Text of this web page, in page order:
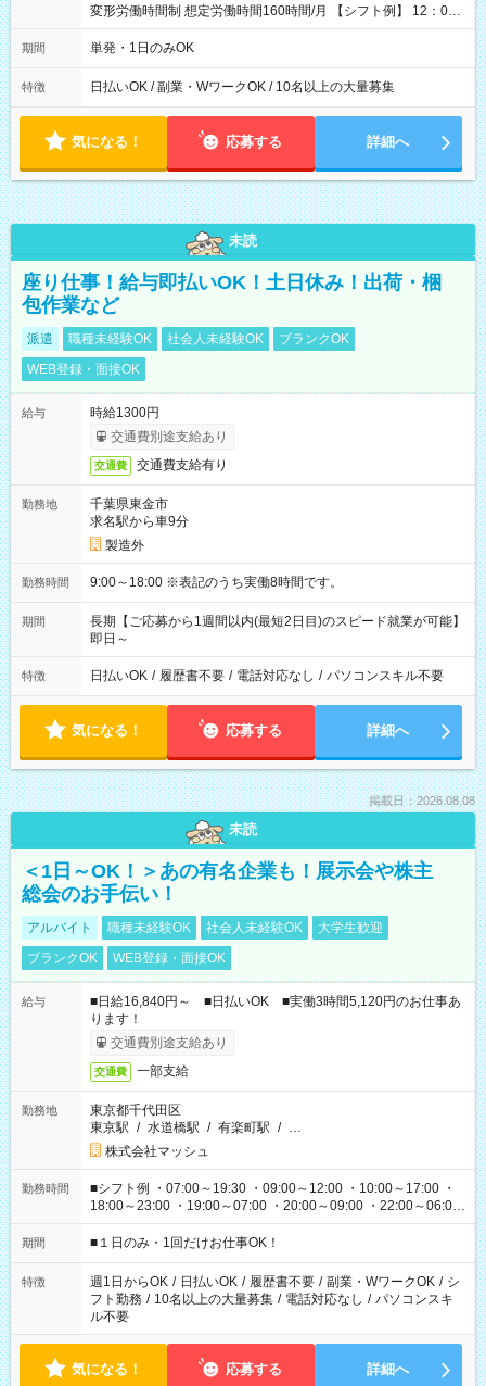
変形労働時間制 想定労働時間160時間/月 【シフト例】 12：00
～22：00
期間 単発・1日のみOK
特徴 日払いOK / 副業・WワークOK / 10名以上の大量募集
気になる！ 応募する 詳細へ
未読
座り仕事！給与即払いOK！土日休み！出荷・梱
包作業など
派遣 職種未経験OK 社会人未経験OK
ブランクOK
WEB登録・面接OK
給与
時給1300円
交通費別途支給あり
交通費 交通費支給有り
勤務地
千葉県東金市
求名駅から車9分
製造外
勤務時間 9:00～18:00 ※表記のうち実働8時間です。
期間
長期【ご応募から1週間以内(最短2日目)のスピード就業が可能】
即日～
特徴 日払いOK / 履歴書不要 / 電話対応なし / パソコンスキル不要
気になる！ 応募する 詳細へ
掲載日：2026.08.08
未読
＜1日～OK！＞あの有名企業も！展示会や株主
総会のお手伝い！
アルバイト 職種未経験OK 社会人未経験OK
大学生歓迎
ブランクOK
WEB登録・面接OK
給与
■日給16,840円～ ■日払いOK ■実働3時間5,120円のお仕事あ
ります！
交通費別途支給あり
交通費 一部支給
勤務地
東京都千代田区
東京駅 / 水道橋駅 / 有楽町駅 / …
株式会社マッシュ
勤務時間
■シフト例 ・07:00～19:30 ・09:00～12:00 ・10:00～17:00 ・
18:00～23:00 ・19:00～07:00 ・20:00～09:00 ・22:00～06:00
etc ★最短で3時間で5,120円のお仕事から 15時間で2万円近く稼
げるお仕事も！ ご希望のお時間に合わせてご紹介！ ※シフトは
ください！
期間 ■１日のみ・1回だけお仕事OK！
特徴 週1日からOK / 日払いOK / 履歴書不要 / 副業・WワークOK / シ
フト勤務 / 10名以上の大量募集 / 電話対応なし / パソコンスキ
ル不要
気になる！ 応募する 詳細へ